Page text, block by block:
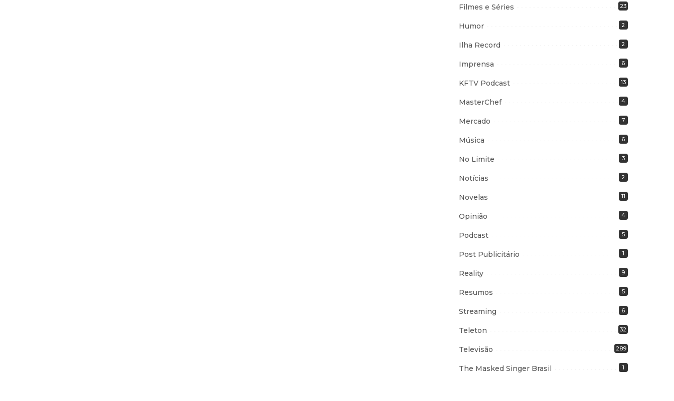
Filmes e Séries 23
Humor 2
Ilha Record 2
Imprensa 6
KFTV Podcast 13
MasterChef 4
Mercado 7
Música 6
No Limite 3
Notícias 2
Novelas 11
Opinião 4
Podcast 5
Post Publicitário 1
Reality 9
Resumos 5
Streaming 6
Teleton 32
Televisão 289
The Masked Singer Brasil 1